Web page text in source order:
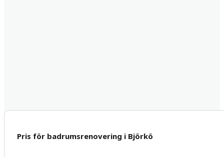
Pris för badrumsrenovering i Björkö